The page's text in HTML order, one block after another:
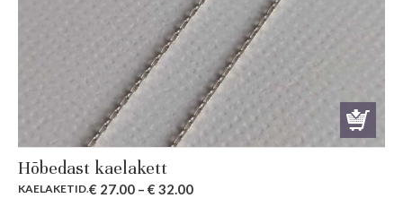
Hõbedast kaelakett
KAELAKETID.€ 27.00 – € 32.00